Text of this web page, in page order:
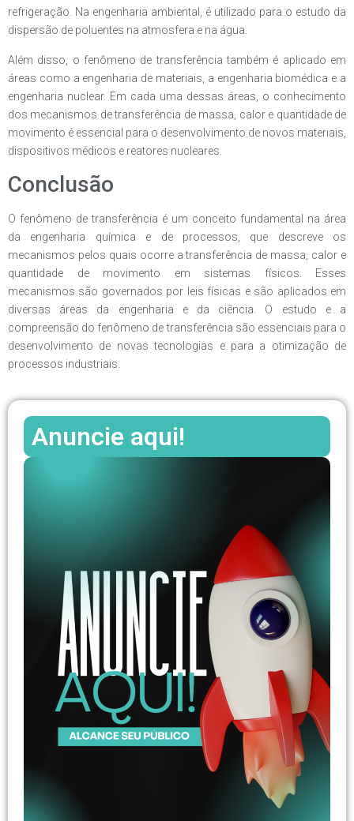
refrigeração. Na engenharia ambiental, é utilizado para o estudo da
dispersão de poluentes na atmosfera e na água.
Além disso, o fenômeno de transferência também é aplicado em
áreas como a engenharia de materiais, a engenharia biomédica e a
engenharia nuclear. Em cada uma dessas áreas, o conhecimento
dos mecanismos de transferência de massa, calor e quantidade de
movimento é essencial para o desenvolvimento de novos materiais,
dispositivos médicos e reatores nucleares.
Conclusão
O fenômeno de transferência é um conceito fundamental na área
da engenharia química e de processos, que descreve os
mecanismos pelos quais ocorre a transferência de massa, calor e
quantidade de movimento em sistemas físicos. Esses
mecanismos são governados por leis físicas e são aplicados em
diversas áreas da engenharia e da ciência. O estudo e a
compreensão do fenômeno de transferência são essenciais para o
desenvolvimento de novas tecnologias e para a otimização de
processos industriais.
Anuncie aqui!